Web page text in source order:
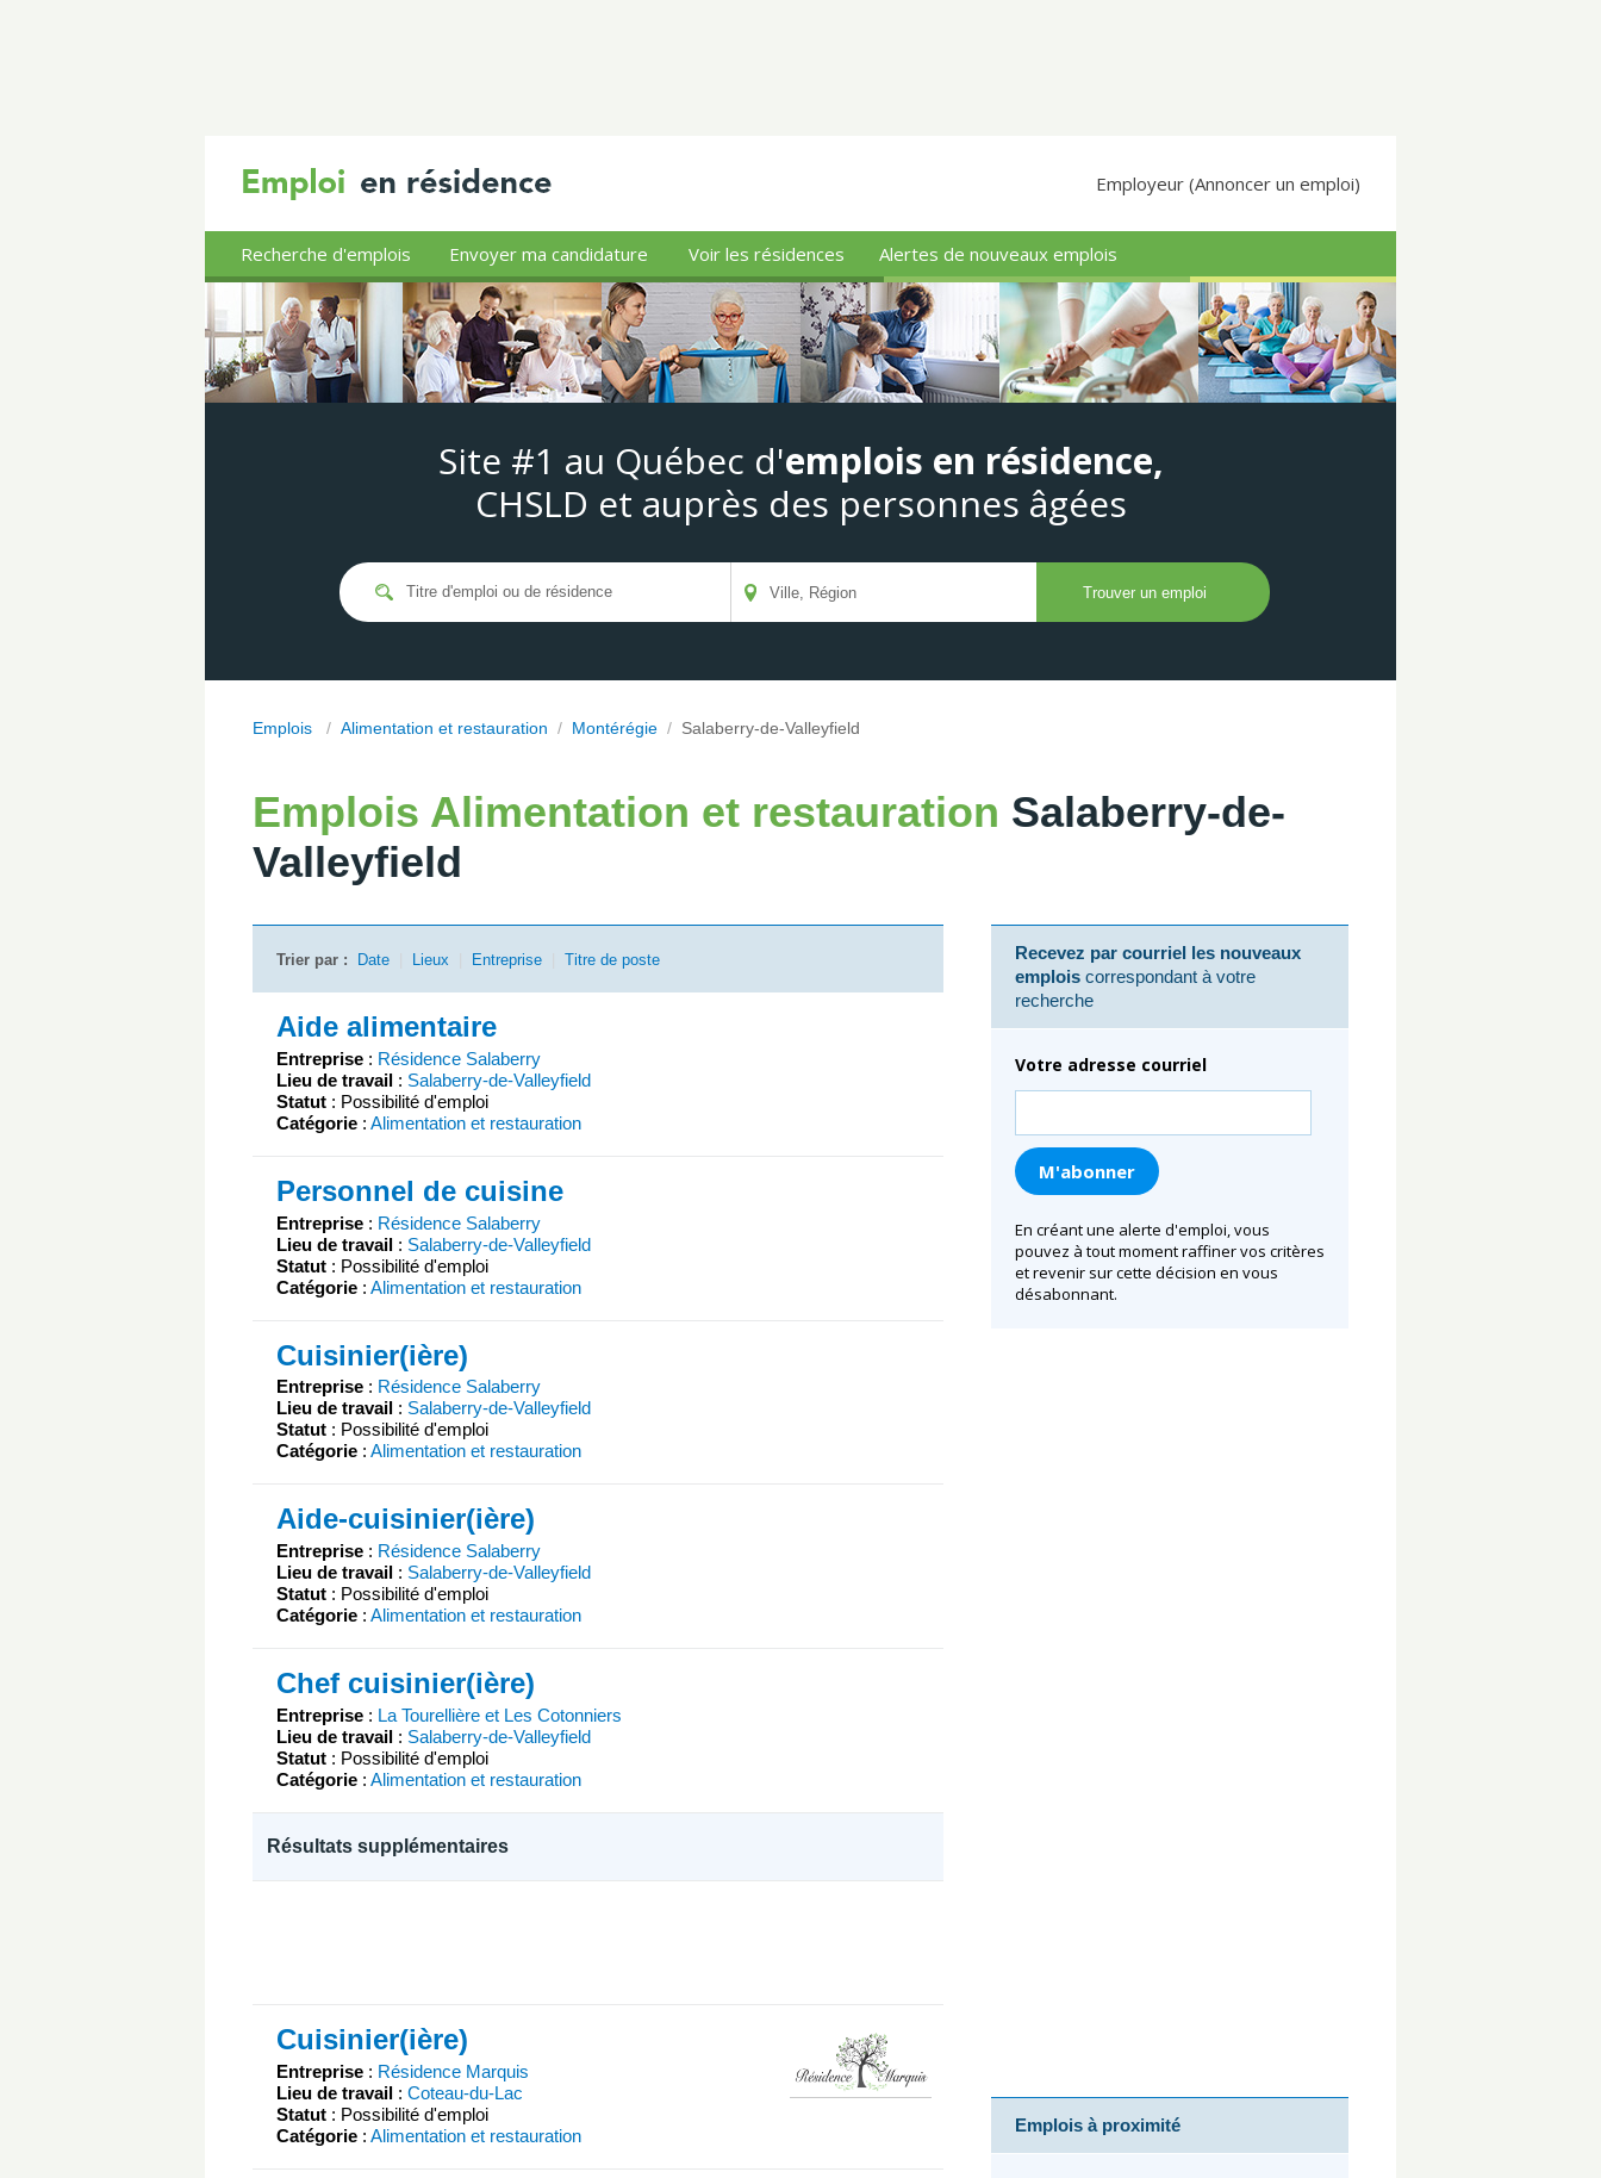
Employeur (Annoncer un emploi)
Recherche d'emplois Envoyer ma candidature Voir les résidences Alertes de nouveaux emplois
Site #1 au Québec d'emplois en résidence,
CHSLD et auprès des personnes âgées
Emplois / Alimentation et restauration / Montérégie / Salaberry-de-Valleyfield
Emplois Alimentation et restauration Salaberry-de-
Valleyfield
Trier par : Date Lieux Entreprise Titre de poste
Aide alimentaire
Entreprise : Résidence Salaberry
Lieu de travail : Salaberry-de-Valleyfield
Statut : Possibilité d'emploi
Catégorie : Alimentation et restauration
Personnel de cuisine
Entreprise : Résidence Salaberry
Lieu de travail : Salaberry-de-Valleyfield
Statut : Possibilité d'emploi
Catégorie : Alimentation et restauration
Cuisinier(ière)
Entreprise : Résidence Salaberry
Lieu de travail : Salaberry-de-Valleyfield
Statut : Possibilité d'emploi
Catégorie : Alimentation et restauration
Aide-cuisinier(ière)
Entreprise : Résidence Salaberry
Lieu de travail : Salaberry-de-Valleyfield
Statut : Possibilité d'emploi
Catégorie : Alimentation et restauration
Chef cuisinier(ière)
Entreprise : La Tourellière et Les Cotonniers
Lieu de travail : Salaberry-de-Valleyfield
Statut : Possibilité d'emploi
Catégorie : Alimentation et restauration
Résultats supplémentaires
Cuisinier(ière)
Entreprise : Résidence Marquis
Lieu de travail : Coteau-du-Lac
Statut : Possibilité d'emploi
Catégorie : Alimentation et restauration
Recevez par courriel les nouveaux
emplois correspondant à votre
recherche
Votre adresse courriel
En créant une alerte d'emploi, vous
pouvez à tout moment raffiner vos critères
et revenir sur cette décision en vous
désabonnant.
Emplois à proximité